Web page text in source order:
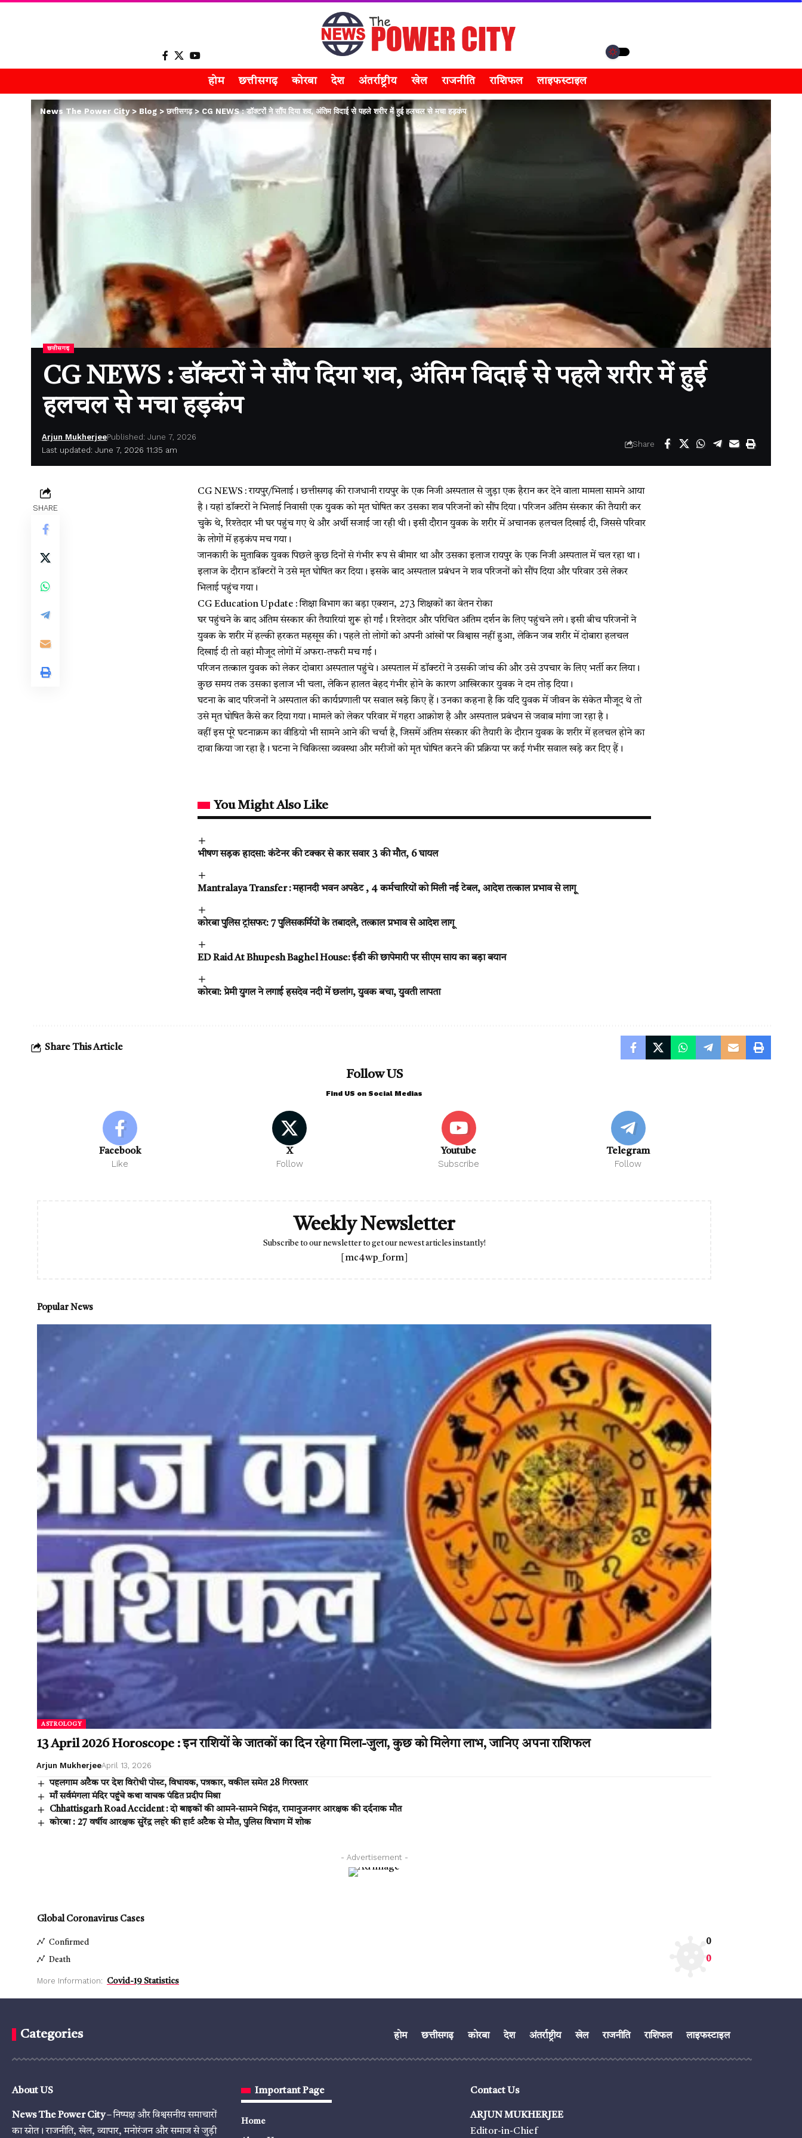
होम छत्तीसगढ़ कोरबा देश अंतर्राष्ट्रीय खेल राजनीति राशिफल लाइफस्टाइल
News The Power City> Blog > छत्तीसगढ़>CG NEWS : डॉक्टरों ने सौंप दिया शव, अंतिम विदाई से पहले शरीर में हुई हलचल से मचा हड़कंप
छत्तीसगढ़
CG NEWS : डॉक्टरों ने सौंप दिया शव, अंतिम विदाई से पहले शरीर में हुई
हलचल से मचा हड़कंप
Last updated: June 7, 2026 11:35 am
Arjun MukherjeePublished: June 7, 2026
Share
SHARE
CG NEWS : रायपुर/भिलाई। छत्तीसगढ़ की राजधानी रायपुर के एक निजी अस्पताल से जुड़ा एक हैरान कर देने वाला मामला सामने आया
है। यहां डॉक्टरों ने भिलाई निवासी एक युवक को मृत घोषित कर उसका शव परिजनों को सौंप दिया। परिजन अंतिम संस्कार की तैयारी कर
चुके थे, रिश्तेदार भी घर पहुंच गए थे और अर्थी सजाई जा रही थी। इसी दौरान युवक के शरीर में अचानक हलचल दिखाई दी, जिससे परिवार
के लोगों में हड़कंप मच गया।
जानकारी के मुताबिक युवक पिछले कुछ दिनों से गंभीर रूप से बीमार था और उसका इलाज रायपुर के एक निजी अस्पताल में चल रहा था।
इलाज के दौरान डॉक्टरों ने उसे मृत घोषित कर दिया। इसके बाद अस्पताल प्रबंधन ने शव परिजनों को सौंप दिया और परिवार उसे लेकर
भिलाई पहुंच गया।
CG Education Update : शिक्षा विभाग का बड़ा एक्शन, 273 शिक्षकों का वेतन रोका
घर पहुंचने के बाद अंतिम संस्कार की तैयारियां शुरू हो गईं। रिश्तेदार और परिचित अंतिम दर्शन के लिए पहुंचने लगे। इसी बीच परिजनों ने
युवक के शरीर में हल्की हरकत महसूस की। पहले तो लोगों को अपनी आंखों पर विश्वास नहीं हुआ, लेकिन जब शरीर में दोबारा हलचल
दिखाई दी तो वहां मौजूद लोगों में अफरा-तफरी मच गई।
परिजन तत्काल युवक को लेकर दोबारा अस्पताल पहुंचे। अस्पताल में डॉक्टरों ने उसकी जांच की और उसे उपचार के लिए भर्ती कर लिया।
कुछ समय तक उसका इलाज भी चला, लेकिन हालत बेहद गंभीर होने के कारण आखिरकार युवक ने दम तोड़ दिया।
घटना के बाद परिजनों ने अस्पताल की कार्यप्रणाली पर सवाल खड़े किए हैं। उनका कहना है कि यदि युवक में जीवन के संकेत मौजूद थे तो
उसे मृत घोषित कैसे कर दिया गया। मामले को लेकर परिवार में गहरा आक्रोश है और अस्पताल प्रबंधन से जवाब मांगा जा रहा है।
वहीं इस पूरे घटनाक्रम का वीडियो भी सामने आने की चर्चा है, जिसमें अंतिम संस्कार की तैयारी के दौरान युवक के शरीर में हलचल होने का
दावा किया जा रहा है। घटना ने चिकित्सा व्यवस्था और मरीजों को मृत घोषित करने की प्रक्रिया पर कई गंभीर सवाल खड़े कर दिए हैं।
You Might Also Like
भीषण सड़क हादसा: कंटेनर की टक्कर से कार सवार 3 की मौत, 6 घायल
Mantralaya Transfer : महानदी भवन अपडेट , 4 कर्मचारियों को मिली नई टेबल, आदेश तत्काल प्रभाव से लागू
कोरबा पुलिस ट्रांसफर: 7 पुलिसकर्मियों के तबादले, तत्काल प्रभाव से आदेश लागू
ED Raid At Bhupesh Baghel House: ईडी की छापेमारी पर सीएम साय का बड़ा बयान
कोरबा: प्रेमी युगल ने लगाई हसदेव नदी में छलांग, युवक बचा, युवती लापता
Share This Article
Follow US
Find US on Social Medias
Facebook
Like
X
Follow
Youtube
Subscribe
Telegram
Follow
Weekly Newsletter
Subscribe to our newsletter to get our newest articles instantly!
[mc4wp_form]
Popular News
ASTROLOGY
13 April 2026 Horoscope : इन राशियों के जातकों का दिन रहेगा मिला-जुला, कुछ को मिलेगा लाभ, जानिए अपना राशिफल
Arjun MukherjeeApril 13, 2026
पहलगाम अटैक पर देश विरोधी पोस्ट, विधायक, पत्रकार, वकील समेत 28 गिरफ्तार
माँ सर्वमंगला मंदिर पहुंचे कथा वाचक पंडित प्रदीप मिश्रा
Chhattisgarh Road Accident : दो बाइकों की आमने-सामने भिड़ंत, रामानुजनगर आरक्षक की दर्दनाक मौत
कोरबा : 27 वर्षीय आरक्षक सुरेंद्र लहरे की हार्ट अटैक से मौत, पुलिस विभाग में शोक
- Advertisement -
Global Coronavirus Cases
Confirmed 0
Death 0
More Information: Covid-19 Statistics
Categories होम छत्तीसगढ़ कोरबा देश अंतर्राष्ट्रीय खेल राजनीति राशिफल लाइफस्टाइल
About US
News The Power City– निष्पक्ष और विश्वसनीय समाचारों
का स्रोत। राजनीति, खेल, व्यापार, मनोरंजन और समाज से जुड़ी
Important Page
Home
Contact Us
ARJUN MUKHERJEE
Editor-in-Chief